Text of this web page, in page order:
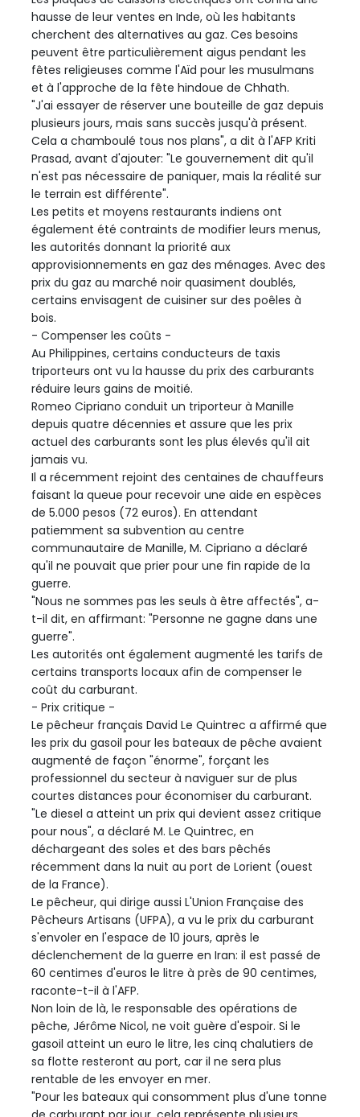
hausse de leur ventes en Inde, où les habitants
cherchent des alternatives au gaz. Ces besoins
peuvent être particulièrement aigus pendant les
fêtes religieuses comme l'Aïd pour les musulmans
et à l'approche de la fête hindoue de Chhath.
"J'ai essayer de réserver une bouteille de gaz depuis
plusieurs jours, mais sans succès jusqu'à présent.
Cela a chamboulé tous nos plans", a dit à l'AFP Kriti
Prasad, avant d'ajouter: "Le gouvernement dit qu'il
n'est pas nécessaire de paniquer, mais la réalité sur
le terrain est différente".
Les petits et moyens restaurants indiens ont
également été contraints de modifier leurs menus,
les autorités donnant la priorité aux
approvisionnements en gaz des ménages. Avec des
prix du gaz au marché noir quasiment doublés,
certains envisagent de cuisiner sur des poêles à
bois.
- Compenser les coûts -
Au Philippines, certains conducteurs de taxis
triporteurs ont vu la hausse du prix des carburants
réduire leurs gains de moitié.
Romeo Cipriano conduit un triporteur à Manille
depuis quatre décennies et assure que les prix
actuel des carburants sont les plus élevés qu'il ait
jamais vu.
Il a récemment rejoint des centaines de chauffeurs
faisant la queue pour recevoir une aide en espèces
de 5.000 pesos (72 euros). En attendant
patiemment sa subvention au centre
communautaire de Manille, M. Cipriano a déclaré
qu'il ne pouvait que prier pour une fin rapide de la
guerre.
"Nous ne sommes pas les seuls à être affectés", a-
t-il dit, en affirmant: "Personne ne gagne dans une
guerre".
Les autorités ont également augmenté les tarifs de
certains transports locaux afin de compenser le
coût du carburant.
- Prix critique -
Le pêcheur français David Le Quintrec a affirmé que
les prix du gasoil pour les bateaux de pêche avaient
augmenté de façon "énorme", forçant les
professionnel du secteur à naviguer sur de plus
courtes distances pour économiser du carburant.
"Le diesel a atteint un prix qui devient assez critique
pour nous", a déclaré M. Le Quintrec, en
déchargeant des soles et des bars pêchés
récemment dans la nuit au port de Lorient (ouest
de la France).
Le pêcheur, qui dirige aussi L'Union Française des
Pêcheurs Artisans (UFPA), a vu le prix du carburant
s'envoler en l'espace de 10 jours, après le
déclenchement de la guerre en Iran: il est passé de
60 centimes d'euros le litre à près de 90 centimes,
raconte-t-il à l'AFP.
Non loin de là, le responsable des opérations de
pêche, Jérôme Nicol, ne voit guère d'espoir. Si le
gasoil atteint un euro le litre, les cinq chalutiers de
sa flotte resteront au port, car il ne sera plus
rentable de les envoyer en mer.
"Pour les bateaux qui consomment plus d'une tonne